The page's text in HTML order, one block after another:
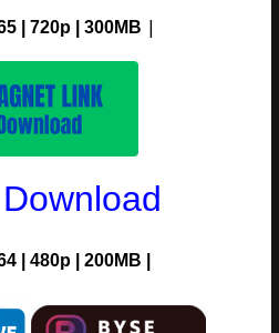
| 720p | 300M B |
| 480p | 200MB |